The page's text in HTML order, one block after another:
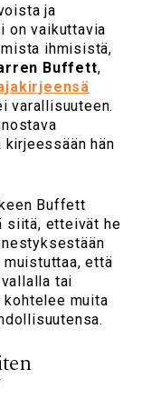
ja
on vaikuttavia
ihmisistä,
Buffett,
varallisuuteen.
hän
Buffett
siitä, etteivät he
että
tai
kohtelee muita